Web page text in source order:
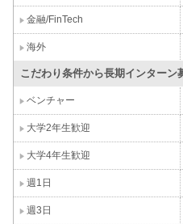
金融/FinTech
海外
こだわり条件から長期インターン
ベンチャー
大学2年生歓迎
大学4年生歓迎
週1日
週3日